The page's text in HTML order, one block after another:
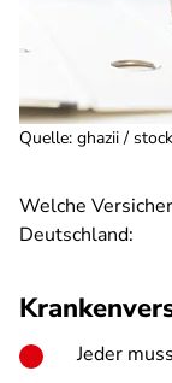
Quelle: ghazii /
Welche
Deutschland:
Jeder